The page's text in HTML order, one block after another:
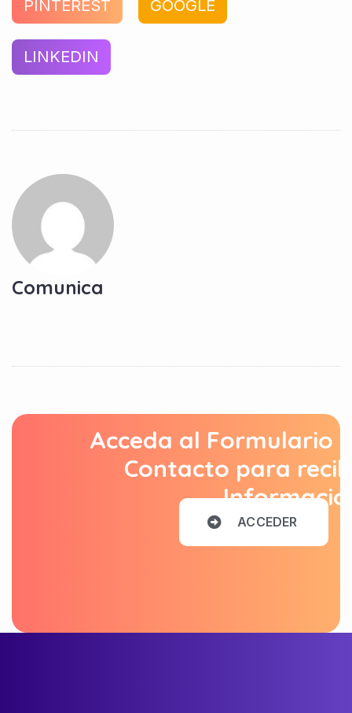
PINTEREST GOOGLE
LINKEDIN
Comunica
Acceda al Formulario
Contacto para
ACCEDER